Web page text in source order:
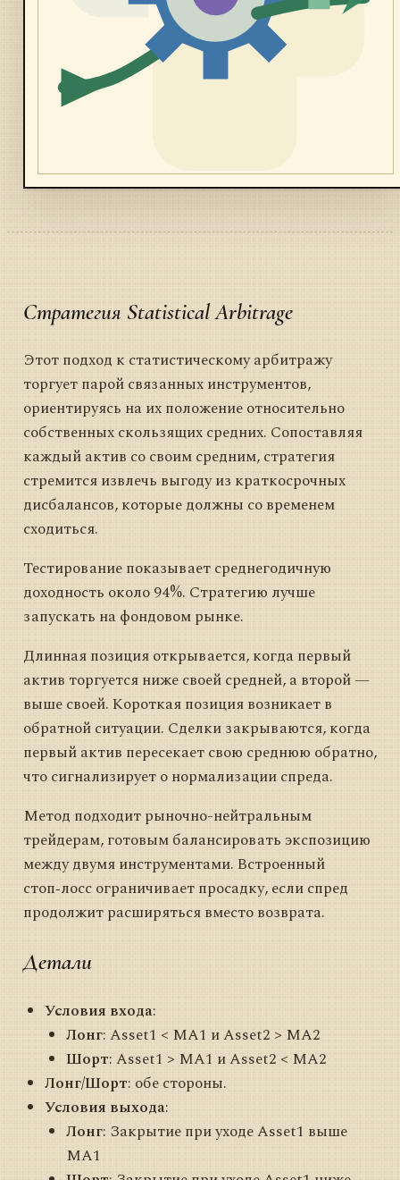
Стратегия Statistical Arbitrage
Этот подход к статистическому арбитражу
торгует парой связанных инструментов,
ориентируясь на их положение относительно
собственных скользящих средних. Сопоставляя
каждый актив со своим средним, стратегия
стремится извлечь выгоду из краткосрочных
дисбалансов, которые должны со временем
сходиться.
Тестирование показывает среднегодичную
доходность около 94%. Стратегию лучше
запускать на фондовом рынке.
Длинная позиция открывается, когда первый
актив торгуется ниже своей средней, а второй —
выше своей. Короткая позиция возникает в
обратной ситуации. Сделки закрываются, когда
первый актив пересекает свою среднюю обратно,
что сигнализирует о нормализации спреда.
Метод подходит рыночно-нейтральным
трейдерам, готовым балансировать экспозицию
между двумя инструментами. Встроенный
стоп‑лосс ограничивает просадку, если спред
продолжит расширяться вместо возврата.
Детали
Условия входа:
Лонг: Asset1 < MA1 и Asset2 > MA2
Шорт: Asset1 > MA1 и Asset2 < MA2
Лонг/Шорт: обе стороны.
Условия выхода:
Лонг: Закрытие при уходе Asset1 выше
MA1